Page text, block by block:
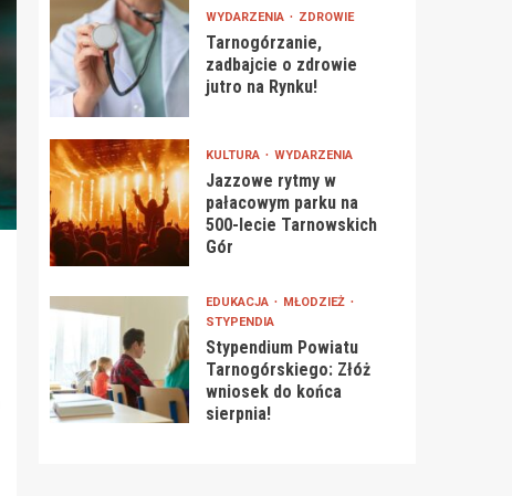
WYDARZENIA ZDROWIE
Tarnogórzanie,
zadbajcie o zdrowie
jutro na Rynku!
KULTURA WYDARZENIA
Jazzowe rytmy w
pałacowym parku na
500-lecie Tarnowskich
Gór
EDUKACJA
MŁODZIEŻ
STYPENDIA
Stypendium Powiatu
Tarnogórskiego: Złóż
wniosek do końca
sierpnia!